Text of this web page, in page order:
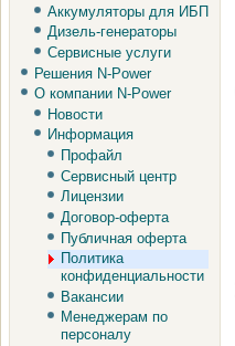
Аккумуляторы для ИБП
Дизель-генераторы
Сервисные услуги
Решения N-Power
О компании N-Power
Новости
Информация
Профайл
Сервисный центр
Лицензии
Договор-оферта
Публичная оферта
Политика
конфиденциальности
Вакансии
Менеджерам по
персоналу